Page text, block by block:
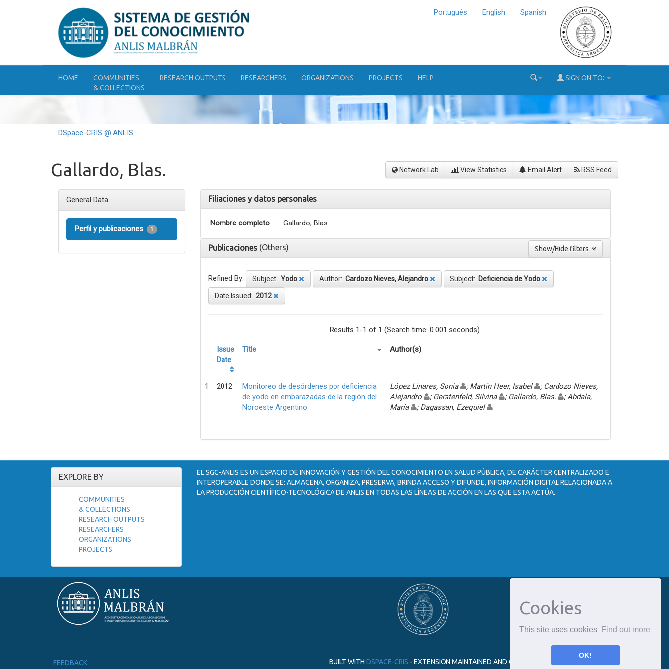
Cookies
This site uses cookies Find out more
OK!
Português English Spanish
HOME
COMMUNITIES
& COLLECTIONS
RESEARCH OUTPUTS RESEARCHERS ORGANIZATIONS PROJECTS HELP SIGN ON TO:
DSpace-CRIS @ ANLIS
Gallardo, Blas. Network Lab View Statistics Email Alert RSS Feed
General Data
Perfil y publicaciones 1
Filiaciones y datos personales
Nombre completo Gallardo, Blas.
Publicaciones (Others)
Refined By: Subject: Yodo Author: Cardozo Nieves, Alejandro Subject: Deficiencia de Yodo
Date Issued: 2012
Results 1-1 of 1 (Search time: 0.001 seconds).
Issue
Date
Title Author(s)
1 2012
Monitoreo de desórdenes por deficiencia
de yodo en embarazadas de la región del
Noroeste Argentino
López Linares, Sonia ; Martín Heer, Isabel
; Cardozo Nieves,
Alejandro
; Gerstenfeld, Silvina ; Gallardo, Blas.
; Abdala,
María
; Dagassan, Ezequiel
EXPLORE BY
COMMUNITIES
& COLLECTIONS
RESEARCH OUTPUTS
RESEARCHERS
ORGANIZATIONS
PROJECTS
EL SGC-ANLIS ES UN ESPACIO DE INNOVACIÓN Y GESTIÓN DEL CONOCIMIENTO EN SALUD PÚBLICA, DE CARÁCTER CENTRALIZADO E
INTEROPERABLE DONDE SE: ALMACENA, ORGANIZA, PRESERVA, BRINDA ACCESO Y DIFUNDE, INFORMACIÓN DIGITAL RELACIONADA A
LA PRODUCCIÓN CIENTÍFICO-TECNOLÓGICA DE ANLIS EN TODAS LAS LÍNEAS DE ACCIÓN EN LAS QUE ESTA ACTÚA.
FEEDBACK BUILT WITH DSPACE-CRIS - EXTENSION MAINTAINED AND OPTIMIZED BY